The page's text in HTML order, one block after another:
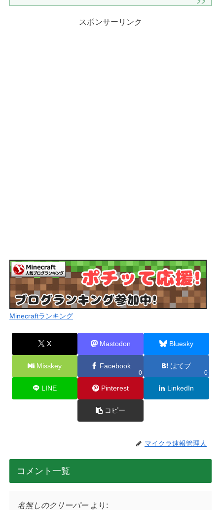
スポンサーリンク
Minecraftランキング
X Mastodon Bluesky
Misskey Facebook
0
はてブ
0
LINE Pinterest LinkedIn
コピー
マイクラ速報管理人
コメント一覧
名無しのクリーパー より: